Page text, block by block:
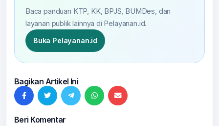
Baca panduan KTP, KK, BPJS, BUMDes, dan
layanan publik lainnya di Pelayanan.id.
Buka Pelayanan.id
Bagikan Artikel Ini
Beri Komentar